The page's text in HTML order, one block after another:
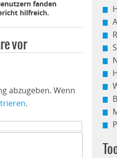
fanden
hilfreich.
vor
abzugeben. Wenn
.